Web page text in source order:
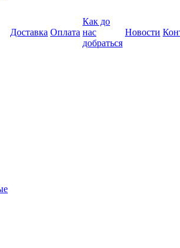
Доставка Оплата
Как до
нас
добраться
Новости